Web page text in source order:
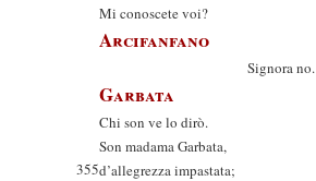
Mi conoscete voi?
Arcifanfano
Signora no.
Garbata
Chi son ve lo dirò.
Son madama Garbata,
355d’allegrezza impastata;